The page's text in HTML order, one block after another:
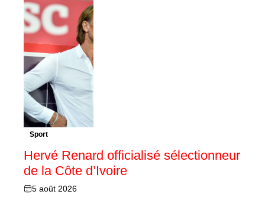
Sport
Hervé Renard officialisé sélectionneur
de la Côte d’Ivoire
5 août 2026